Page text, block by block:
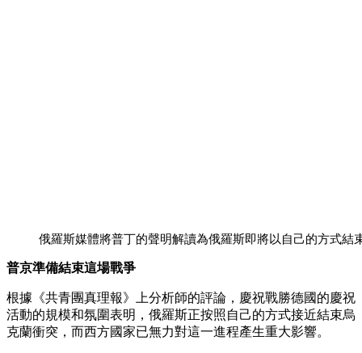
俄羅斯媒體將普丁的聲明解讀為俄羅斯即將以自己的方式結
普京準備結束這場戰爭
根據《共青團真理報》上分析師的評論，慶祝戰勝德國的慶祝
活動的規模和氛圍表明，俄羅斯正按照自己的方式接近結束烏
克蘭衝突，而西方國家已無力對這一進程產生重大影響。